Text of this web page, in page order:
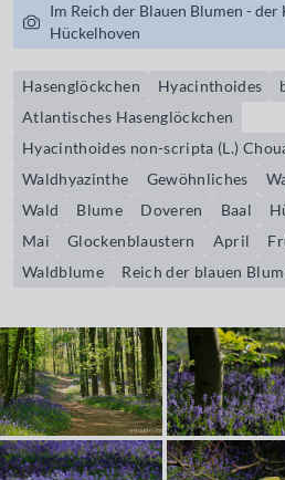
Im Reich der Blauen Blumen -
Hückelhoven
Hasenglöckchen Hyacinthoides
Atlantisches Hasenglöckchen
Hyacinthoides non-scripta (L.)
Waldhyazinthe
Gewöhnliches
Wald
Blume Doveren Baal
Mai
Glockenblaustern April
Waldblume
Reich der blauen